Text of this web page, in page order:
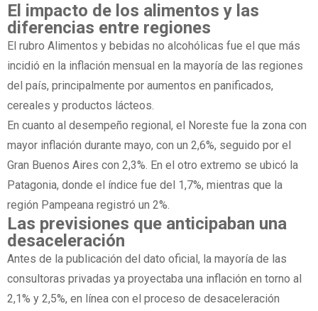
El impacto de los alimentos y las
diferencias entre regiones
El rubro Alimentos y bebidas no alcohólicas fue el que más
incidió en la inflación mensual en la mayoría de las regiones
del país, principalmente por aumentos en panificados,
cereales y productos lácteos.
En cuanto al desempeño regional, el Noreste fue la zona con
mayor inflación durante mayo, con un 2,6%, seguido por el
Gran Buenos Aires con 2,3%. En el otro extremo se ubicó la
Patagonia, donde el índice fue del 1,7%, mientras que la
región Pampeana registró un 2%.
Las previsiones que anticipaban una
desaceleración
Antes de la publicación del dato oficial, la mayoría de las
consultoras privadas ya proyectaba una inflación en torno al
2,1% y 2,5%, en línea con el proceso de desaceleración